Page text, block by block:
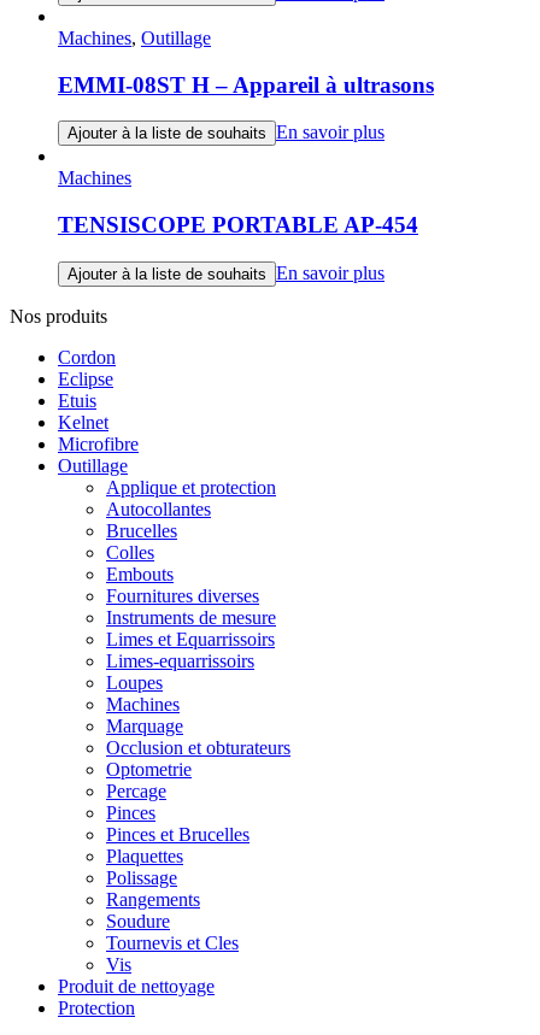
Machines, Outillage
EMMI-08ST H – Appareil à ultrasons
Ajouter à la liste de souhaits En savoir plus
Machines
TENSISCOPE PORTABLE AP-454
Ajouter à la liste de souhaits En savoir plus
Nos produits
Cordon
Eclipse
Etuis
Kelnet
Microfibre
Outillage
Applique et protection
Autocollantes
Brucelles
Colles
Embouts
Fournitures diverses
Instruments de mesure
Limes et Equarrissoirs
Limes-equarrissoirs
Loupes
Machines
Marquage
Occlusion et obturateurs
Optometrie
Percage
Pinces
Pinces et Brucelles
Plaquettes
Polissage
Rangements
Soudure
Tournevis et Cles
Vis
Produit de nettoyage
Protection